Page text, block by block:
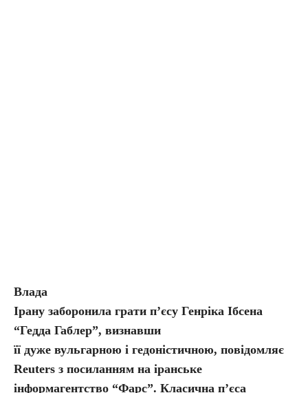
Влада
Ірану заборонила грати п’єсу Генріка Ібсена
“Гедда Габлер”, визнавши
її дуже вульгарною і гедоністичною, повідомляє
Reuters з посиланням на іранське
інформагентство “Фарс”. Класична п’єса